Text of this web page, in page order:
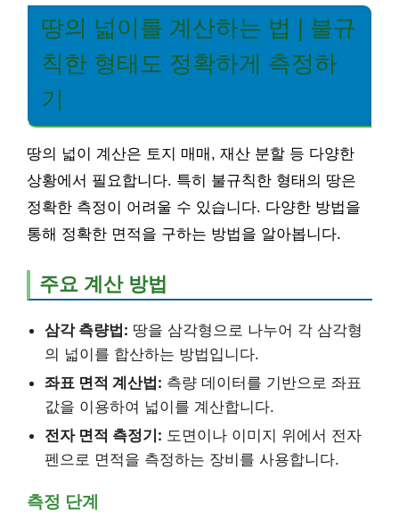
땅의 넓이를 계산하는 법 | 불규
칙한 형태도 정확하게 측정하
기
땅의 넓이 계산은 토지 매매, 재산 분할 등 다양한
상황에서 필요합니다. 특히 불규칙한 형태의 땅은
정확한 측정이 어려울 수 있습니다. 다양한 방법을
통해 정확한 면적을 구하는 방법을 알아봅니다.
주요 계산 방법
삼각 측량법: 땅을 삼각형으로 나누어 각 삼각형
의 넓이를 합산하는 방법입니다.
좌표 면적 계산법: 측량 데이터를 기반으로 좌표
값을 이용하여 넓이를 계산합니다.
전자 면적 측정기: 도면이나 이미지 위에서 전자
펜으로 면적을 측정하는 장비를 사용합니다.
측정 단계